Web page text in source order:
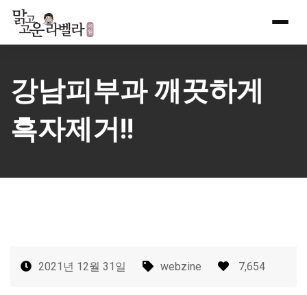
Skip
content
강남피부과 깨끗하게
흑자제거!!
2021년 12월 31일 webzine 7,654